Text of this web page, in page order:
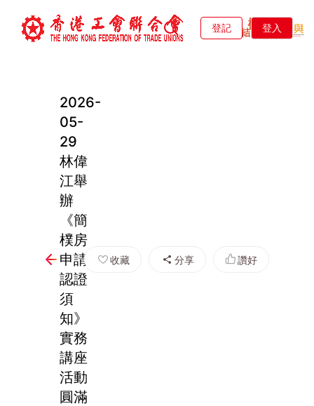
登記 登入
2026-
05-
29
林偉
江舉
辦
《簡
樸房
申請
認證
須
知》
實務
講座
活動
圓滿
收藏 分享 讚好